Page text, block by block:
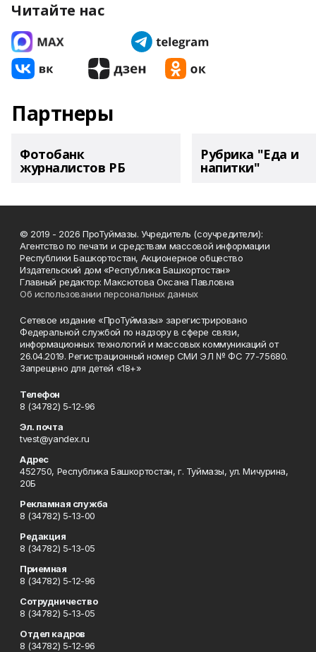
Читайте нас
Партнеры
Фотобанк
журналистов РБ
Рубрика "Еда и
напитки"
© 2019 - 2026 ПроТуймазы. Учредитель (соучредители):
Агентство по печати и средствам массовой информации
Республики Башкортостан, Акционерное общество
Издательский дом «Республика Башкортостан»
Главный редактор: Максютова Оксана Павловна
Об использовании персональных данных
Сетевое издание «ПроТуймазы» зарегистрировано
Федеральной службой по надзору в сфере связи,
информационных технологий и массовых коммуникаций от
26.04.2019. Регистрационный номер СМИ ЭЛ № ФС 77-75680.
Запрещено для детей «18+»
Телефон
8 (34782) 5-12-96
Эл. почта
tvest@yandex.ru
Адрес
452750, Республика Башкортостан, г. Туймазы, ул. Мичурина,
20Б
Рекламная служба
8 (34782) 5-13-00
Редакция
8 (34782) 5-13-05
Приемная
8 (34782) 5-12-96
Сотрудничество
8 (34782) 5-13-05
Отдел кадров
8 (34782) 5-12-96